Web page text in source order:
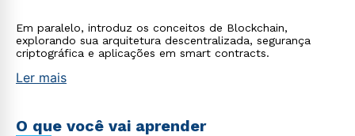
Em paralelo, introduz os conceitos de Blockchain,
explorando sua arquitetura descentralizada, segurança
criptográfica e aplicações em smart contracts.
Ler mais
O que você vai aprender